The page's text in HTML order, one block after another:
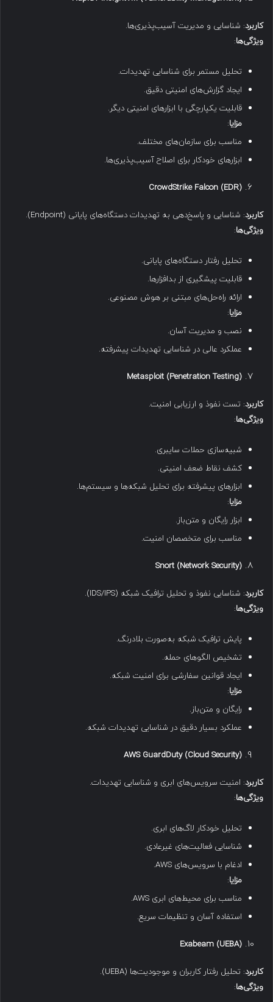
کاربرد: شناسایی و مدیریت آسیب‌پذیری‌ها.
ویژگی‌ها:
تحلیل مستمر برای شناسایی تهدیدات.
ایجاد گزارش‌های امنیتی دقیق.
قابلیت یکپارچگی با ابزارهای امنیتی دیگر.
مزایا:
مناسب برای سازمان‌های مختلف.
ابزارهای خودکار برای اصلاح آسیب‌پذیری‌ها.
CrowdStrike Falcon (EDR)
کاربرد: شناسایی و پاسخ‌دهی به تهدیدات دستگاه‌های پایانی (Endpoint).
ویژگی‌ها:
تحلیل رفتار دستگاه‌های پایانی.
قابلیت پیشگیری از بدافزارها.
ارائه راه‌حل‌های مبتنی بر هوش مصنوعی.
مزایا:
نصب و مدیریت آسان.
عملکرد عالی در شناسایی تهدیدات پیشرفته.
Metasploit (Penetration Testing)
کاربرد: تست نفوذ و ارزیابی امنیت.
ویژگی‌ها:
شبیه‌سازی حملات سایبری.
کشف نقاط ضعف امنیتی.
ابزارهای پیشرفته برای تحلیل شبکه‌ها و سیستم‌ها.
مزایا:
ابزار رایگان و متن‌باز.
مناسب برای متخصصان امنیت.
Snort (Network Security)
کاربرد: شناسایی نفوذ و تحلیل ترافیک شبکه (IDS/IPS).
ویژگی‌ها:
پایش ترافیک شبکه به‌صورت بلادرنگ.
تشخیص الگوهای حمله.
ایجاد قوانین سفارشی برای امنیت شبکه.
مزایا:
رایگان و متن‌باز.
عملکرد بسیار دقیق در شناسایی تهدیدات شبکه.
AWS GuardDuty (Cloud Security)
کاربرد: امنیت سرویس‌های ابری و شناسایی تهدیدات.
ویژگی‌ها:
تحلیل خودکار لاگ‌های ابری.
شناسایی فعالیت‌های غیرعادی.
ادغام با سرویس‌های AWS.
مزایا:
مناسب برای محیط‌های ابری AWS.
استفاده آسان و تنظیمات سریع.
Exabeam (UEBA)
کاربرد: تحلیل رفتار کاربران و موجودیت‌ها (UEBA).
ویژگی‌ها: